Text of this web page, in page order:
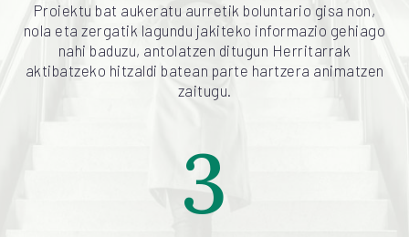
Proiektu bat aukeratu aurretik boluntario gisa non,
nola eta zergatik lagundu jakiteko informazio gehiago
nahi baduzu, antolatzen ditugun Herritarrak
aktibatzeko hitzaldi batean parte hartzera animatzen
zaitugu.
3